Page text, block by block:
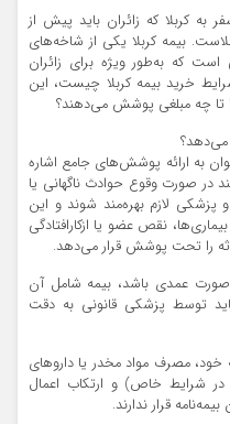
به کربلا که زائران باید پیش از
بیمه کربلا یکی از شاخه‌های
که به‌طور ویژه برای زائران
خرید بیمه کربلا چیست، این
تا چه مبلغی پوشش می‌دهند؟
می‌دهد؟
به ارائه پوشش‌های جامع اشاره
در صورت وقوع حوادث ناگهانی یا
لازم بهره‌مند شوند و این
نقص عضو یا ازکارافتادگی
را تحت پوشش قرار می‌دهد.
صورت عمدی باشد، بیمه شامل آن
توسط پزشکی قانونی به دقت
مصرف مواد مخدر یا داروهای
شرایط خاص) و ارتکاب اعمال
قرار ندارند.